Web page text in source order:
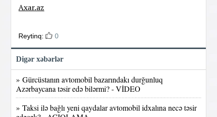
Axar.az
Reytinq: 0
Digər xəbərlər
» Gürcüstanın avtomobil bazarındakı durğunluq
Azərbaycana təsir edə bilərmi? - VİDEO
» Taksi ilə bağlı yeni qaydalar avtomobil idxalına necə təsir